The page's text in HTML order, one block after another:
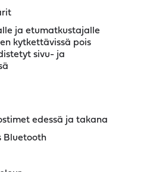
ja etumatkustajalle
kytkettävissä pois
sivu- ja
edessä ja takana
Bluetooth